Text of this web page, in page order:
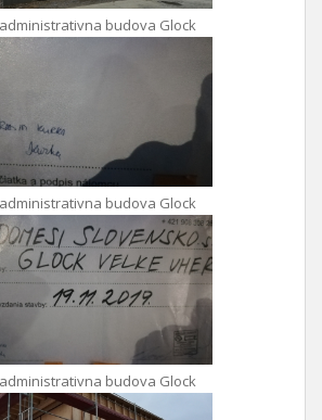
budova Glock
budova Glock
budova Glock